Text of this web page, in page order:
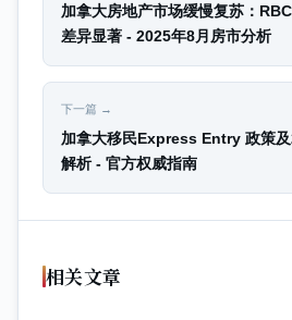
加拿大房地产市场缓慢复苏：
差异显著 - 2025年8月房市分析
下一篇 →
加拿大移民Express Entry 政策
解析 - 官方权威指南
相关文章